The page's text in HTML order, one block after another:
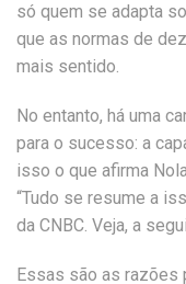
só quem se adapta
que as normas de
mais sentido.
No entanto, há uma
para o sucesso: a
isso o que afirma
“Tudo se resume a
da CNBC. Veja, a
Essas são as razões